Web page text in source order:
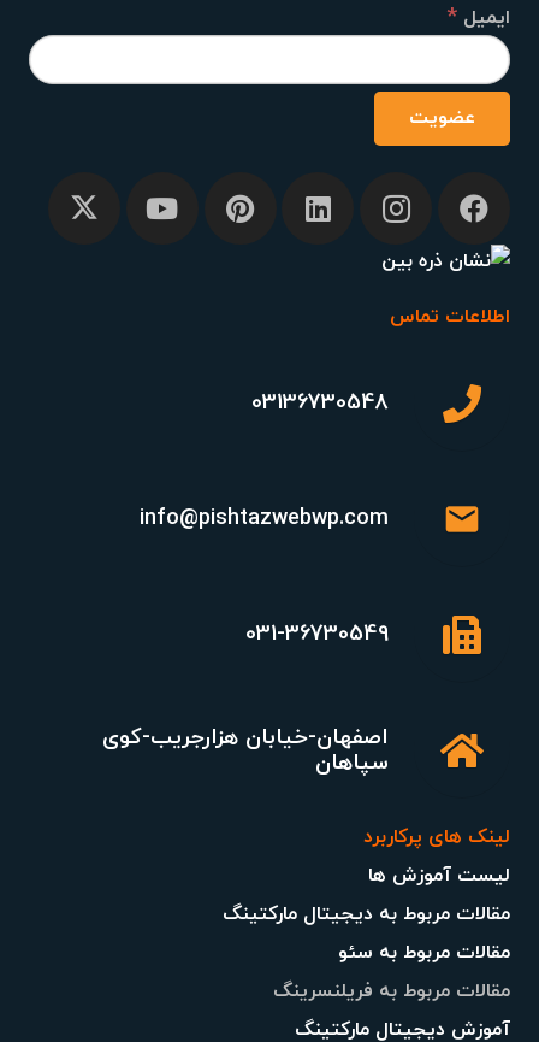
ایمیل *
اطلاعات تماس
03136730548
mail
info@pishtazwebwp.com
031-36730549
اصفهان-خیابان هزارجریب-کوی
سپاهان
لینک های پرکاربرد
لیست آموزش ها
مقالات مربوط به دیجیتال مارکتینگ
مقالات مربوط به سئو
مقالات مربوط به فریلنسرینگ
آموزش دیجیتال مارکتینگ